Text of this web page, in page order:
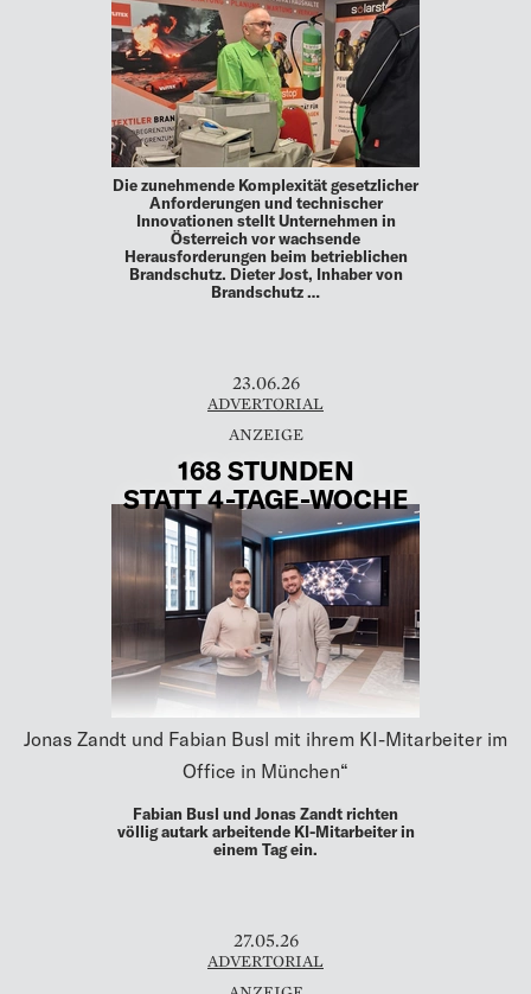
Die zunehmende Komplexität gesetzlicher
Anforderungen und technischer
Innovationen stellt Unternehmen in
Österreich vor wachsende
Herausforderungen beim betrieblichen
Brandschutz. Dieter Jost, Inhaber von
Brandschutz …
23.06.26
ADVERTORIAL
168 STUNDEN
STATT 4-TAGE-WOCHE
Jonas Zandt und Fabian Busl mit ihrem KI-Mitarbeiter im
Office in München“
Fabian Busl und Jonas Zandt richten
völlig autark arbeitende KI-Mitarbeiter in
einem Tag ein.
27.05.26
ADVERTORIAL